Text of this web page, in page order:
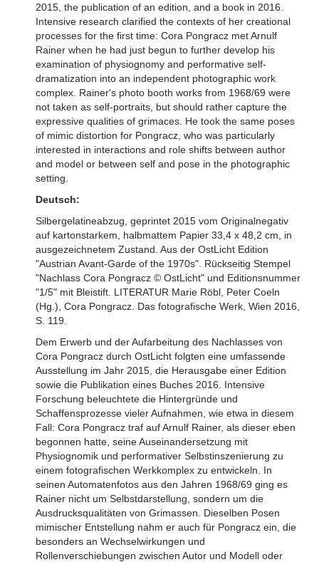
2015, the publication of an edition, and a book in 2016.
Intensive research clarified the contexts of her creational
processes for the first time: Cora Pongracz met Arnulf
Rainer when he had just begun to further develop his
examination of physiognomy and performative self-
dramatization into an independent photographic work
complex. Rainer's photo booth works from 1968/69 were
not taken as self-portraits, but should rather capture the
expressive qualities of grimaces. He took the same poses
of mimic distortion for Pongracz, who was particularly
interested in interactions and role shifts between author
and model or between self and pose in the photographic
setting.
Deutsch:
Silbergelatineabzug, geprintet 2015 vom Originalnegativ
auf kartonstarkem, halbmattem Papier 33,4 x 48,2 cm, in
ausgezeichnetem Zustand. Aus der OstLicht Edition
"Austrian Avant-Garde of the 1970s". Rückseitig Stempel
"Nachlass Cora Pongracz © OstLicht" und Editionsnummer
"1/5" mit Bleistift. LITERATUR Marie Röbl, Peter Coeln
(Hg.), Cora Pongracz. Das fotografische Werk, Wien 2016,
S. 119.
Dem Erwerb und der Aufarbeitung des Nachlasses von
Cora Pongracz durch OstLicht folgten eine umfassende
Ausstellung im Jahr 2015, die Herausgabe einer Edition
sowie die Publikation eines Buches 2016. Intensive
Forschung beleuchtete die Hintergründe und
Schaffensprozesse vieler Aufnahmen, wie etwa in diesem
Fall: Cora Pongracz traf auf Arnulf Rainer, als dieser eben
begonnen hatte, seine Auseinandersetzung mit
Physiognomik und performativer Selbstinszenierung zu
einem fotografischen Werkkomplex zu entwickeln. In
seinen Automatenfotos aus den Jahren 1968/69 ging es
Rainer nicht um Selbstdarstellung, sondern um die
Ausdrucksqualitäten von Grimassen. Dieselben Posen
mimischer Entstellung nahm er auch für Pongracz ein, die
besonders an Wechselwirkungen und
Rollenverschiebungen zwischen Autor und Modell oder